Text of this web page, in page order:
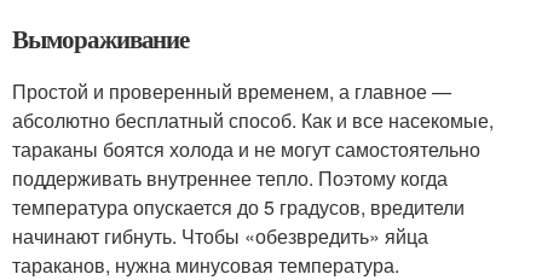
Вымораживание
Простой и проверенный временем, а главное —
абсолютно бесплатный способ. Как и все насекомые,
тараканы боятся холода и не могут самостоятельно
поддерживать внутреннее тепло. Поэтому когда
температура опускается до 5 градусов, вредители
начинают гибнуть. Чтобы «обезвредить» яйца
тараканов, нужна минусовая температура.